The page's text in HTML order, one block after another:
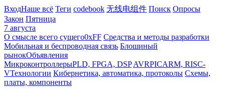
ВходНаше всё Теги codebook 无线电组件 Поиск Опросы
Закон Пятница
7 августа
О смысле всего сущего0xFF Средства и методы разработки
Мобильная и беспроводная связь Блошиный
рынокОбъявления
МикроконтроллерыPLD, FPGA, DSP AVRPICARM, RISC-
VТехнологии Кибернетика, автоматика, протоколы Схемы,
платы, компоненты